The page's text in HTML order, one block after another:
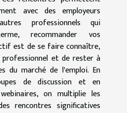
avec des employeurs
professionnels qui
recommander vos
est de se faire connaître,
professionnel et de rester à
du marché de l'emploi. En
de discussion et en
on multiplie les
rencontres significatives